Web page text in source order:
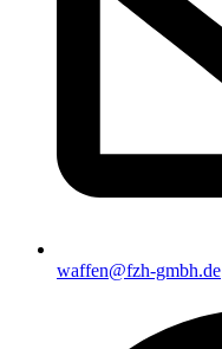
waffen@fzh-gmbh.de